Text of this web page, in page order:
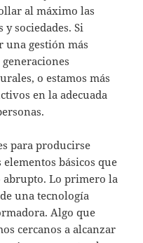
al máximo las
sociedades. Si
una gestión más
o estamos más
en la adecuada
para producirse
básicos que
abrupto. Lo primero la
una tecnología
Algo que
cercanos a alcanzar